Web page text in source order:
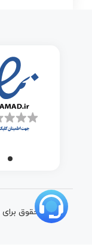
تمامی حقوق برای